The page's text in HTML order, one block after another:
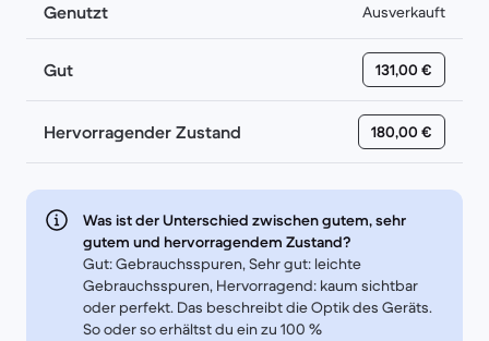
Genutzt Ausverkauft
Gut 131,00 €
Hervorragender Zustand 180,00 €
Was ist der Unterschied zwischen gutem, sehr
gutem und hervorragendem Zustand?
Gut: Gebrauchsspuren, Sehr gut: leichte
Gebrauchsspuren, Hervorragend: kaum sichtbar
oder perfekt. Das beschreibt die Optik des Geräts.
So oder so erhältst du ein zu 100 %